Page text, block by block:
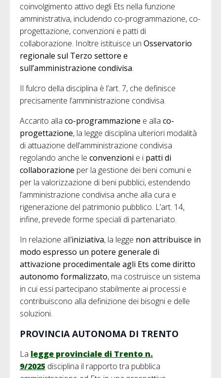
coinvolgimento attivo degli Ets nella funzione
amministrativa, includendo co-programmazione, co-
progettazione, convenzioni e patti di
collaborazione. Inoltre istituisce un Osservatorio
regionale sul Terzo settore e
sull’amministrazione condivisa.
Il fulcro della disciplina è l’art. 7, che definisce
precisamente l’amministrazione condivisa.
Accanto alla co-programmazione e alla co-
progettazione, la legge disciplina ulteriori modalità
di attuazione dell’amministrazione condivisa
regolando anche le convenzioni e i patti di
collaborazione per la gestione dei beni comuni e
per la valorizzazione di beni pubblici, estendendo
l’amministrazione condivisa anche alla cura e
rigenerazione del patrimonio pubblico. L’art. 14,
infine, prevede forme speciali di partenariato.
In relazione all’iniziativa, la legge non attribuisce in
modo espresso un potere generale di
attivazione procedimentale agli Ets come diritto
autonomo formalizzato, ma costruisce un sistema
in cui essi partecipano stabilmente ai processi e
contribuiscono alla definizione dei bisogni e delle
soluzioni.
PROVINCIA AUTONOMA DI TRENTO
La legge provinciale di Trento n.
9/2025 disciplina il rapporto tra pubblica